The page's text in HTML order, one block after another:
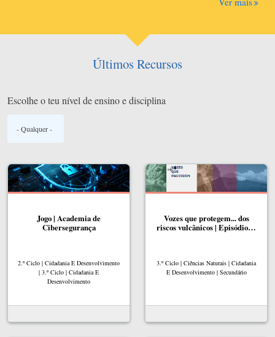
Últimos Recursos
Escolhe o teu nível de ensino e disciplina
Jogo | Academia de
Cibersegurança
2.º Ciclo | Cidadania E Desenvolvimento
| 3.º Ciclo | Cidadania E
Desenvolvimento
Vozes que protegem... dos
riscos vulcânicos | Episódio…
3.º Ciclo | Ciências Naturais | Cidadania
E Desenvolvimento | Secundário